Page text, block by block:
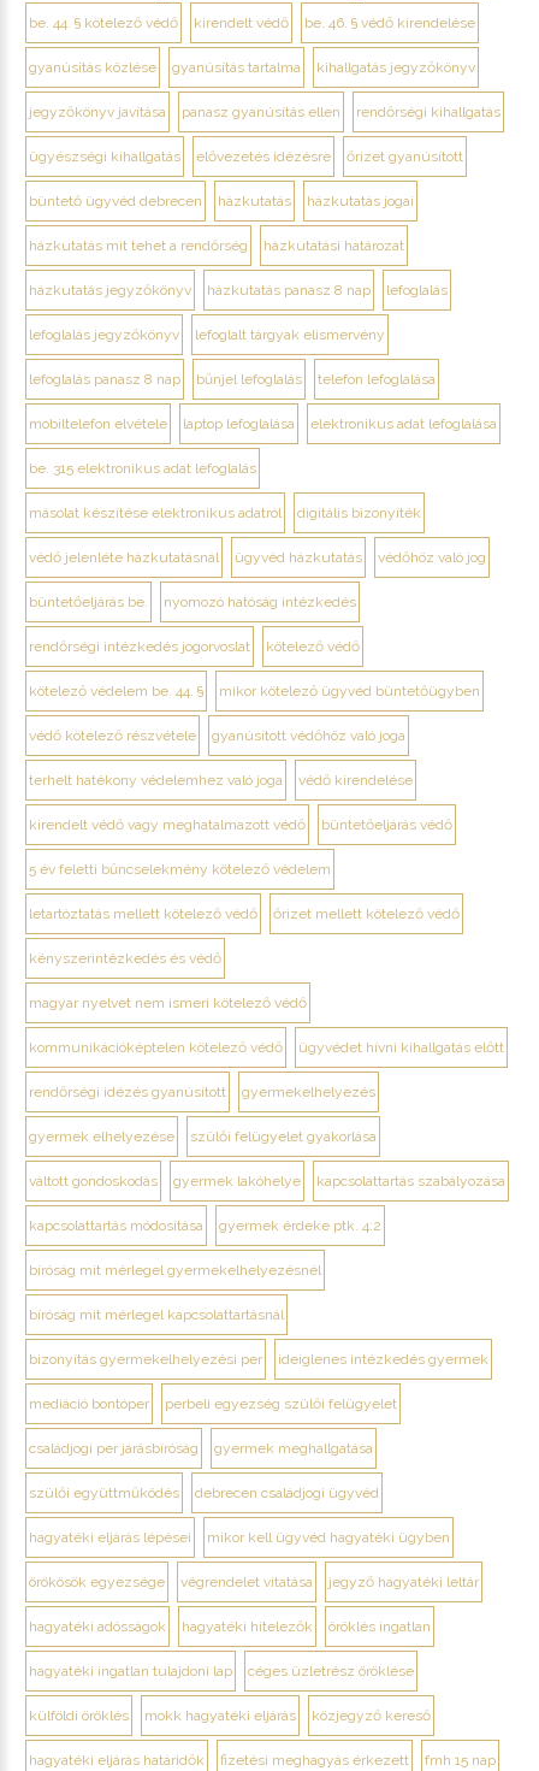
be. 44. § kötelező védő kirendelt védő be. 46. § védő kirendelése
gyanúsítás közlése gyanúsítás tartalma kihallgatás jegyzőkönyv
jegyzőkönyv javítása panasz gyanúsítás ellen rendőrségi kihallgatás
ügyészségi kihallgatás elővezetés idézésre őrizet gyanúsított
büntető ügyvéd debrecen házkutatás házkutatás jogai
házkutatás mit tehet a rendőrség házkutatási határozat
házkutatás jegyzőkönyv házkutatás panasz 8 nap lefoglalás
lefoglalás jegyzőkönyv lefoglalt tárgyak elismervény
lefoglalás panasz 8 nap bűnjel lefoglalás telefon lefoglalása
mobiltelefon elvétele laptop lefoglalása elektronikus adat lefoglalása
be. 315 elektronikus adat lefoglalás
másolat készítése elektronikus adatról digitális bizonyíték
védő jelenléte házkutatásnál ügyvéd házkutatás védőhöz való jog
büntetőeljárás be. nyomozó hatóság intézkedés
rendőrségi intézkedés jogorvoslat kötelező védő
kötelező védelem be. 44. § mikor kötelező ügyvéd büntetőügyben
védő kötelező részvétele gyanúsított védőhöz való joga
terhelt hatékony védelemhez való joga védő kirendelése
kirendelt védő vagy meghatalmazott védő büntetőeljárás védő
5 év feletti bűncselekmény kötelező védelem
letartóztatás mellett kötelező védő őrizet mellett kötelező védő
kényszerintézkedés és védő
magyar nyelvet nem ismeri kötelező védő
kommunikációképtelen kötelező védő ügyvédet hívni kihallgatás előtt
rendőrségi idézés gyanúsított gyermekelhelyezés
gyermek elhelyezése szülői felügyelet gyakorlása
váltott gondoskodás gyermek lakóhelye kapcsolattartás szabályozása
kapcsolattartás módosítása gyermek érdeke ptk. 4:2
bíróság mit mérlegel gyermekelhelyezésnél
bíróság mit mérlegel kapcsolattartásnál
bizonyítás gyermekelhelyezési per ideiglenes intézkedés gyermek
mediáció bontóper perbeli egyezség szülői felügyelet
családjogi per járásbíróság gyermek meghallgatása
szülői együttműködés debrecen családjogi ügyvéd
hagyatéki eljárás lépései mikor kell ügyvéd hagyatéki ügyben
örökösök egyezsége végrendelet vitatása jegyző hagyatéki leltár
hagyatéki adósságok hagyatéki hitelezők öröklés ingatlan
hagyatéki ingatlan tulajdoni lap céges üzletrész öröklése
külföldi öröklés mokk hagyatéki eljárás közjegyző kereső
hagyatéki eljárás határidők fizetési meghagyás érkezett fmh 15 nap